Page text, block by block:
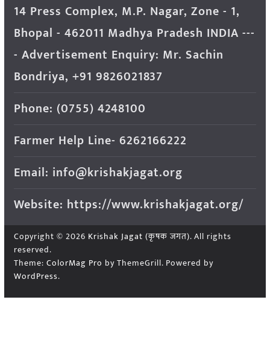
14 Press Complex, M.P. Nagar, Zone - 1,
Bhopal - 462011 Madhya Pradesh INDIA ---
- Advertisement Enquiry: Mr. Sachin
Bondriya, +91 9826021837
Phone: (0755) 4248100
Farmer Help Line- 6262166222
Email: info@krishakjagat.org
Website: https://www.krishakjagat.org/
Copyright © 2026 Krishak Jagat (कृषक जगत). All rights
reserved.
Theme: ColorMag Pro by ThemeGrill. Powered by
WordPress.